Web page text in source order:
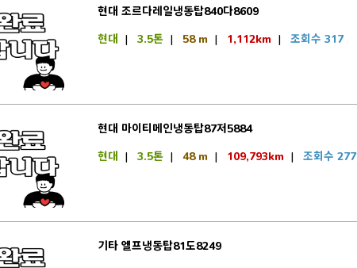
현대 조르다레일냉동탑840다8609
현대 | 3.5톤| 58 m| 1,112km| 조회수 317
현대 마이티메인냉동탑87저5884
현대 | 3.5톤| 48 m| 109,793km| 조회수 277
기타 엘프냉동탑81도8249